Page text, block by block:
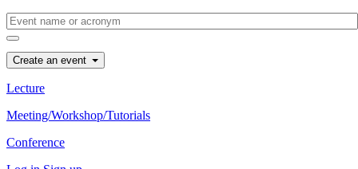
Create an event
Lecture
Meeting/Workshop/Tutorials
Conference